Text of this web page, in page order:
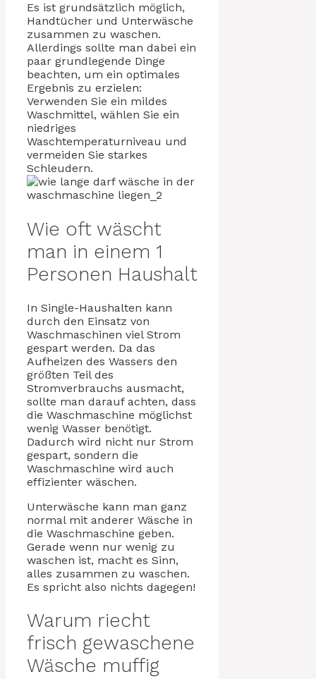
Es ist grundsätzlich möglich,
Handtücher und Unterwäsche
zusammen zu waschen.
Allerdings sollte man dabei ein
paar grundlegende Dinge
beachten, um ein optimales
Ergebnis zu erzielen:
Verwenden Sie ein mildes
Waschmittel, wählen Sie ein
niedriges
Waschtemperaturniveau und
vermeiden Sie starkes
Schleudern.
Wie oft wäscht
man in einem 1
Personen Haushalt
In Single-Haushalten kann
durch den Einsatz von
Waschmaschinen viel Strom
gespart werden. Da das
Aufheizen des Wassers den
größten Teil des
Stromverbrauchs ausmacht,
sollte man darauf achten, dass
die Waschmaschine möglichst
wenig Wasser benötigt.
Dadurch wird nicht nur Strom
gespart, sondern die
Waschmaschine wird auch
effizienter wäschen.
Unterwäsche kann man ganz
normal mit anderer Wäsche in
die Waschmaschine geben.
Gerade wenn nur wenig zu
waschen ist, macht es Sinn,
alles zusammen zu waschen.
Es spricht also nichts dagegen!
Warum riecht
frisch gewaschene
Wäsche muffig